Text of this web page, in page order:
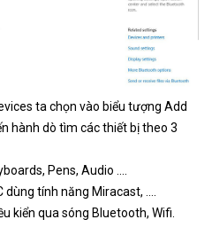
ta chọn vào biểu tượng Add
hành dò tìm các thiết bị theo 3
Pens, Audio ....
dùng tính năng Miracast, ....
kiển qua sóng Bluetooth, Wifi.